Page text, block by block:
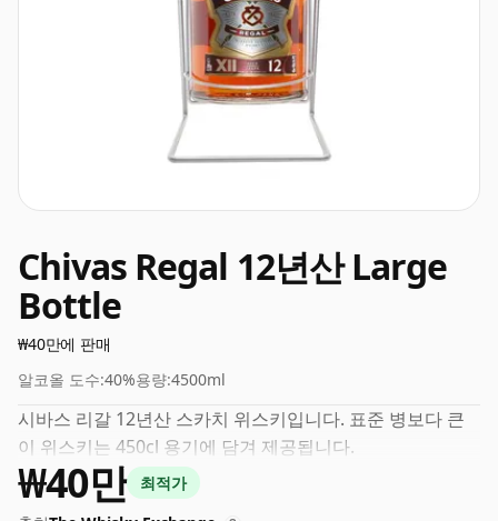
Chivas Regal 12년산 Large
Bottle
₩40만에 판매
알코올 도수:40%용량:4500ml
시바스 리갈 12년산 스카치 위스키입니다. 표준 병보다 큰
이 위스키는 450cl 용기에 담겨 제공됩니다.
₩40만
최적가